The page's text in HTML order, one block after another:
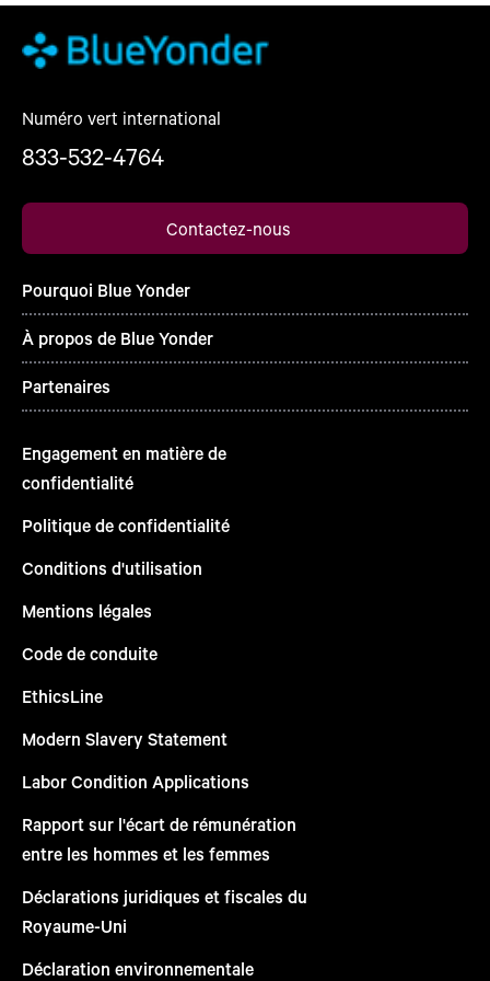
Numéro vert international
833-532-4764
Contactez-nous
Pourquoi Blue Yonder
À propos de Blue Yonder
Partenaires
Engagement en matière de
confidentialité
Politique de confidentialité
Conditions d'utilisation
Mentions légales
Code de conduite
EthicsLine
Modern Slavery Statement
Labor Condition Applications
Rapport sur l'écart de rémunération
entre les hommes et les femmes
Déclarations juridiques et fiscales du
Royaume-Uni
Déclaration environnementale